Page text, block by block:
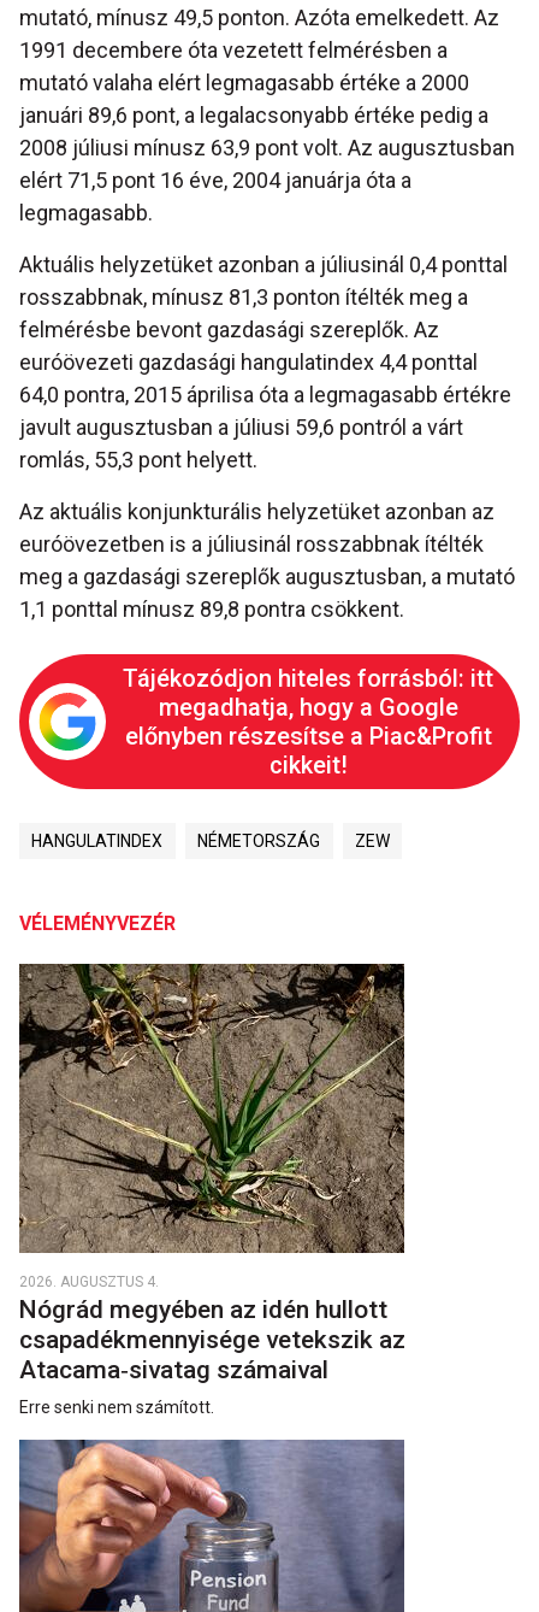
mutató, mínusz 49,5 ponton. Azóta emelkedett. Az
1991 decembere óta vezetett felmérésben a
mutató valaha elért legmagasabb értéke a 2000
januári 89,6 pont, a legalacsonyabb értéke pedig a
2008 júliusi mínusz 63,9 pont volt. Az augusztusban
elért 71,5 pont 16 éve, 2004 januárja óta a
legmagasabb.
Aktuális helyzetüket azonban a júliusinál 0,4 ponttal
rosszabbnak, mínusz 81,3 ponton ítélték meg a
felmérésbe bevont gazdasági szereplők. Az
euróövezeti gazdasági hangulatindex 4,4 ponttal
64,0 pontra, 2015 áprilisa óta a legmagasabb értékre
javult augusztusban a júliusi 59,6 pontról a várt
romlás, 55,3 pont helyett.
Az aktuális konjunkturális helyzetüket azonban az
euróövezetben is a júliusinál rosszabbnak ítélték
meg a gazdasági szereplők augusztusban, a mutató
1,1 ponttal mínusz 89,8 pontra csökkent.
Tájékozódjon hiteles forrásból: itt
megadhatja, hogy a Google
előnyben részesítse a Piac&Profit
cikkeit!
HANGULATINDEX NÉMETORSZÁG ZEW
VÉLEMÉNYVEZÉR
2026. AUGUSZTUS 4.
Nógrád megyében az idén hullott
csapadékmennyisége vetekszik az
Atacama‑sivatag számaival
Erre senki nem számított.